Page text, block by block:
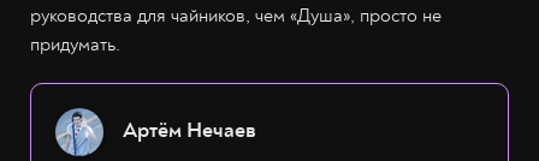
руководства для чайников, чем «Душа», просто не
придумать.
Артём Нечаев